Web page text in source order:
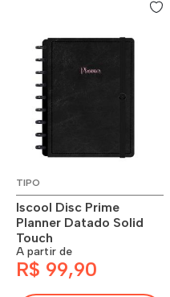
TIPO
Iscool Disc Prime
Planner Datado Solid
Touch
A partir de
R$ 99,90